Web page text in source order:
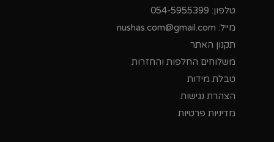
טלפון: 054-5955399
מייל: nushas.com@gmail.com
תקנון האתר
משלוחים החלפות והחזרות
טבלת מידות
הצהרת נגישות
מדיניות פרטיות